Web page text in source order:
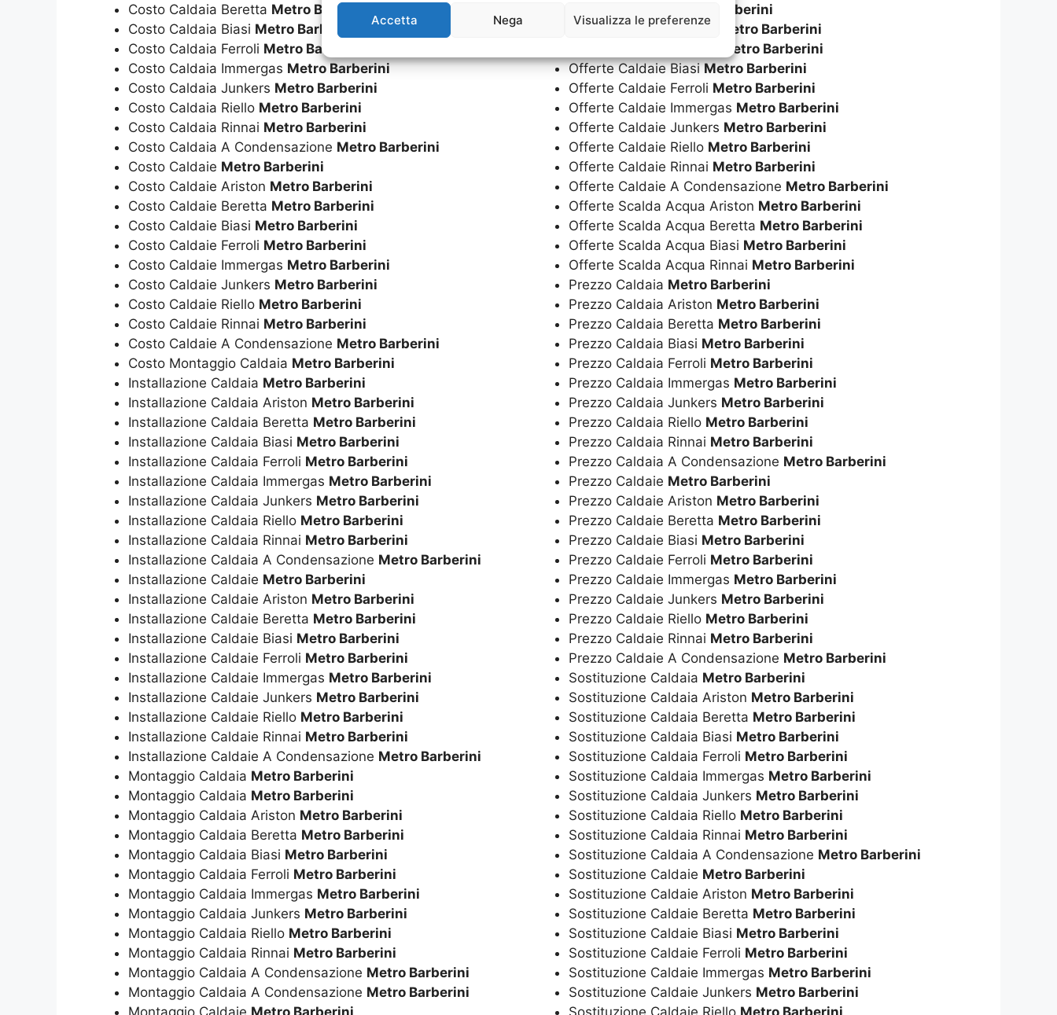
Accetta Nega Visualizza le preferenze
Costo Caldaia Beretta Metro Barberini
Costo Caldaia Biasi Metro Barberini
Costo Caldaia Ferroli Metro Barberini
Costo Caldaia Immergas Metro Barberini
Costo Caldaia Junkers Metro Barberini
Costo Caldaia Riello Metro Barberini
Costo Caldaia Rinnai Metro Barberini
Costo Caldaia A Condensazione Metro Barberini
Costo Caldaie Metro Barberini
Costo Caldaie Ariston Metro Barberini
Costo Caldaie Beretta Metro Barberini
Costo Caldaie Biasi Metro Barberini
Costo Caldaie Ferroli Metro Barberini
Costo Caldaie Immergas Metro Barberini
Costo Caldaie Junkers Metro Barberini
Costo Caldaie Riello Metro Barberini
Costo Caldaie Rinnai Metro Barberini
Costo Caldaie A Condensazione Metro Barberini
Costo Montaggio Caldaia Metro Barberini
Installazione Caldaia Metro Barberini
Installazione Caldaia Ariston Metro Barberini
Installazione Caldaia Beretta Metro Barberini
Installazione Caldaia Biasi Metro Barberini
Installazione Caldaia Ferroli Metro Barberini
Installazione Caldaia Immergas Metro Barberini
Installazione Caldaia Junkers Metro Barberini
Installazione Caldaia Riello Metro Barberini
Installazione Caldaia Rinnai Metro Barberini
Installazione Caldaia A Condensazione Metro Barberini
Installazione Caldaie Metro Barberini
Installazione Caldaie Ariston Metro Barberini
Installazione Caldaie Beretta Metro Barberini
Installazione Caldaie Biasi Metro Barberini
Installazione Caldaie Ferroli Metro Barberini
Installazione Caldaie Immergas Metro Barberini
Installazione Caldaie Junkers Metro Barberini
Installazione Caldaie Riello Metro Barberini
Installazione Caldaie Rinnai Metro Barberini
Installazione Caldaie A Condensazione Metro Barberini
Montaggio Caldaia Metro Barberini
Montaggio Caldaia Metro Barberini
Montaggio Caldaia Ariston Metro Barberini
Montaggio Caldaia Beretta Metro Barberini
Montaggio Caldaia Biasi Metro Barberini
Montaggio Caldaia Ferroli Metro Barberini
Montaggio Caldaia Immergas Metro Barberini
Montaggio Caldaia Junkers Metro Barberini
Montaggio Caldaia Riello Metro Barberini
Montaggio Caldaia Rinnai Metro Barberini
Montaggio Caldaia A Condensazione Metro Barberini
Montaggio Caldaia A Condensazione Metro Barberini
Montaggio Caldaie Metro Barberini
Metro Barberini
Offerte Caldaie Ariston
Metro Barberini
Metro Barberini
Offerte Caldaie BiasiMetro Barberini
Offerte Caldaie Ferroli Metro Barberini
Offerte Caldaie Immergas Metro Barberini
Offerte Caldaie Junkers Metro Barberini
Offerte Caldaie Riello Metro Barberini
Offerte Caldaie Rinnai Metro Barberini
Offerte Caldaie A Condensazione Metro Barberini
Offerte Scalda Acqua Ariston Metro Barberini
Offerte Scalda Acqua Beretta Metro Barberini
Offerte Scalda Acqua Biasi Metro Barberini
Offerte Scalda Acqua Rinnai Metro Barberini
Prezzo Caldaia Metro Barberini
Prezzo Caldaia Ariston Metro Barberini
Prezzo Caldaia Beretta Metro Barberini
Prezzo Caldaia Biasi Metro Barberini
Prezzo Caldaia Ferroli Metro Barberini
Prezzo Caldaia Immergas Metro Barberini
Prezzo Caldaia Junkers Metro Barberini
Prezzo Caldaia Riello Metro Barberini
Prezzo Caldaia Rinnai Metro Barberini
Prezzo Caldaia A Condensazione Metro Barberini
Prezzo Caldaie Metro Barberini
Prezzo Caldaie Ariston Metro Barberini
Prezzo Caldaie Beretta Metro Barberini
Prezzo Caldaie Biasi Metro Barberini
Prezzo Caldaie Ferroli Metro Barberini
Prezzo Caldaie Immergas Metro Barberini
Prezzo Caldaie Junkers Metro Barberini
Prezzo Caldaie Riello Metro Barberini
Prezzo Caldaie Rinnai Metro Barberini
Prezzo Caldaie A Condensazione Metro Barberini
Sostituzione Caldaia Metro Barberini
Sostituzione Caldaia Ariston Metro Barberini
Sostituzione Caldaia Beretta Metro Barberini
Sostituzione Caldaia Biasi Metro Barberini
Sostituzione Caldaia Ferroli Metro Barberini
Sostituzione Caldaia Immergas Metro Barberini
Sostituzione Caldaia Junkers Metro Barberini
Sostituzione Caldaia Riello Metro Barberini
Sostituzione Caldaia Rinnai Metro Barberini
Sostituzione Caldaia A Condensazione Metro Barberini
Sostituzione Caldaie Metro Barberini
Sostituzione Caldaie Ariston Metro Barberini
Sostituzione Caldaie Beretta Metro Barberini
Sostituzione Caldaie Biasi Metro Barberini
Sostituzione Caldaie Ferroli Metro Barberini
Sostituzione Caldaie Immergas Metro Barberini
Sostituzione Caldaie Junkers Metro Barberini
Sostituzione Caldaie Riello Metro Barberini